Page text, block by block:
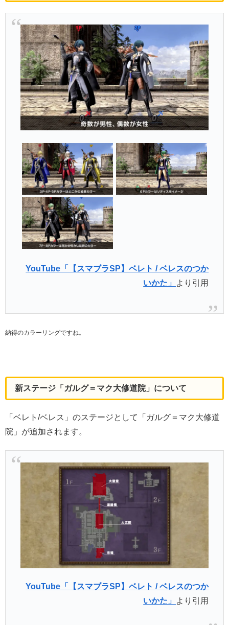
YouTube「【スマブラSP】ベレト / ベレスのつか
いかた」 より引用
納得のカラーリングですね。
新ステージ「ガルグ＝マク大修道院」について
「ベレト/ベレス」のステージとして「ガルグ＝マク大修道
院」が追加されます。
YouTube「【スマブラSP】ベレト / ベレスのつか
いかた」 より引用